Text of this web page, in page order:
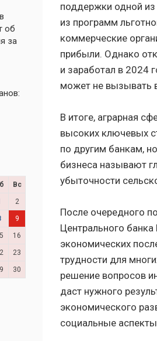
об
за
Вс
2
9
16
23
30
поддержки одной
из программ
коммерческие
прибыли. Однако
и заработал в 2024
может не вызывать
В итоге, аграрная
высоких ключевых
по другим банкам,
бизнеса называют
убыточности
После очередного
Центрального
экономических
трудности для
решение вопросов
даст нужного
экономического
социальные